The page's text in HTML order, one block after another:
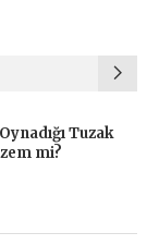
Tuzak
mi?